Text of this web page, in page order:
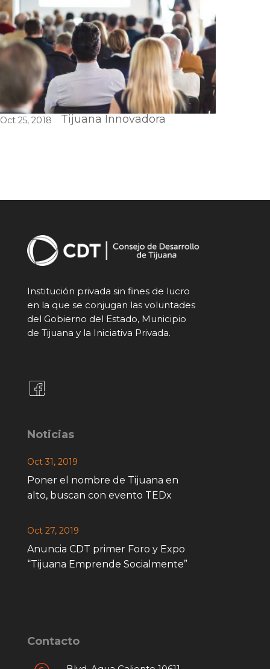
Tijuana Innovadora
Oct 25, 2018
Institución privada sin fines de lucro
en la que se conjugan las voluntades
del Gobierno del Estado, Municipio
de Tijuana y la Iniciativa Privada.
Noticias
Poner el nombre de Tijuana en
alto, buscan con evento TEDx
Oct 31, 2019
Anuncia CDT primer Foro y Expo
“Tijuana Emprende Socialmente”
Oct 27, 2019
Contacto